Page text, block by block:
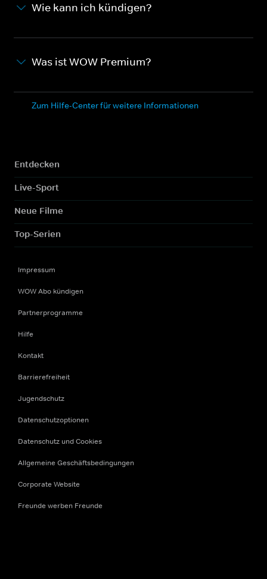
Wie kann ich kündigen?
Was ist WOW Premium?
Zum Hilfe-Center für weitere Informationen
Entdecken
Live-Sport
Neue Filme
Top-Serien
Impressum
WOW Abo kündigen
Partnerprogramme
Hilfe
Kontakt
Barrierefreiheit
Jugendschutz
Datenschutzoptionen
Datenschutz und Cookies
Allgemeine Geschäftsbedingungen
Corporate Website
Freunde werben Freunde